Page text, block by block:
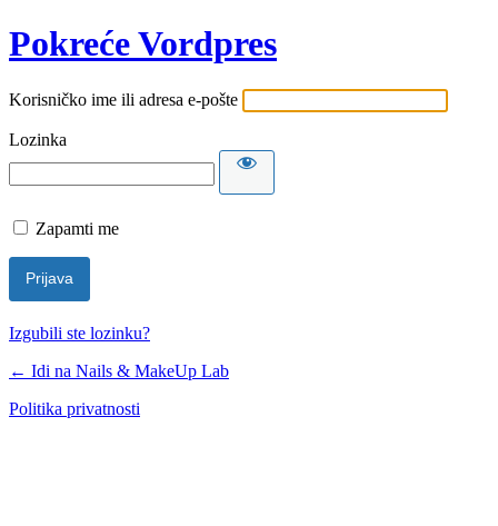
Pokreće Vordpres
Korisničko ime ili adresa e-pošte
Lozinka
Zapamti me
Izgubili ste lozinku?
← Idi na Nails & MakeUp Lab
Politika privatnosti